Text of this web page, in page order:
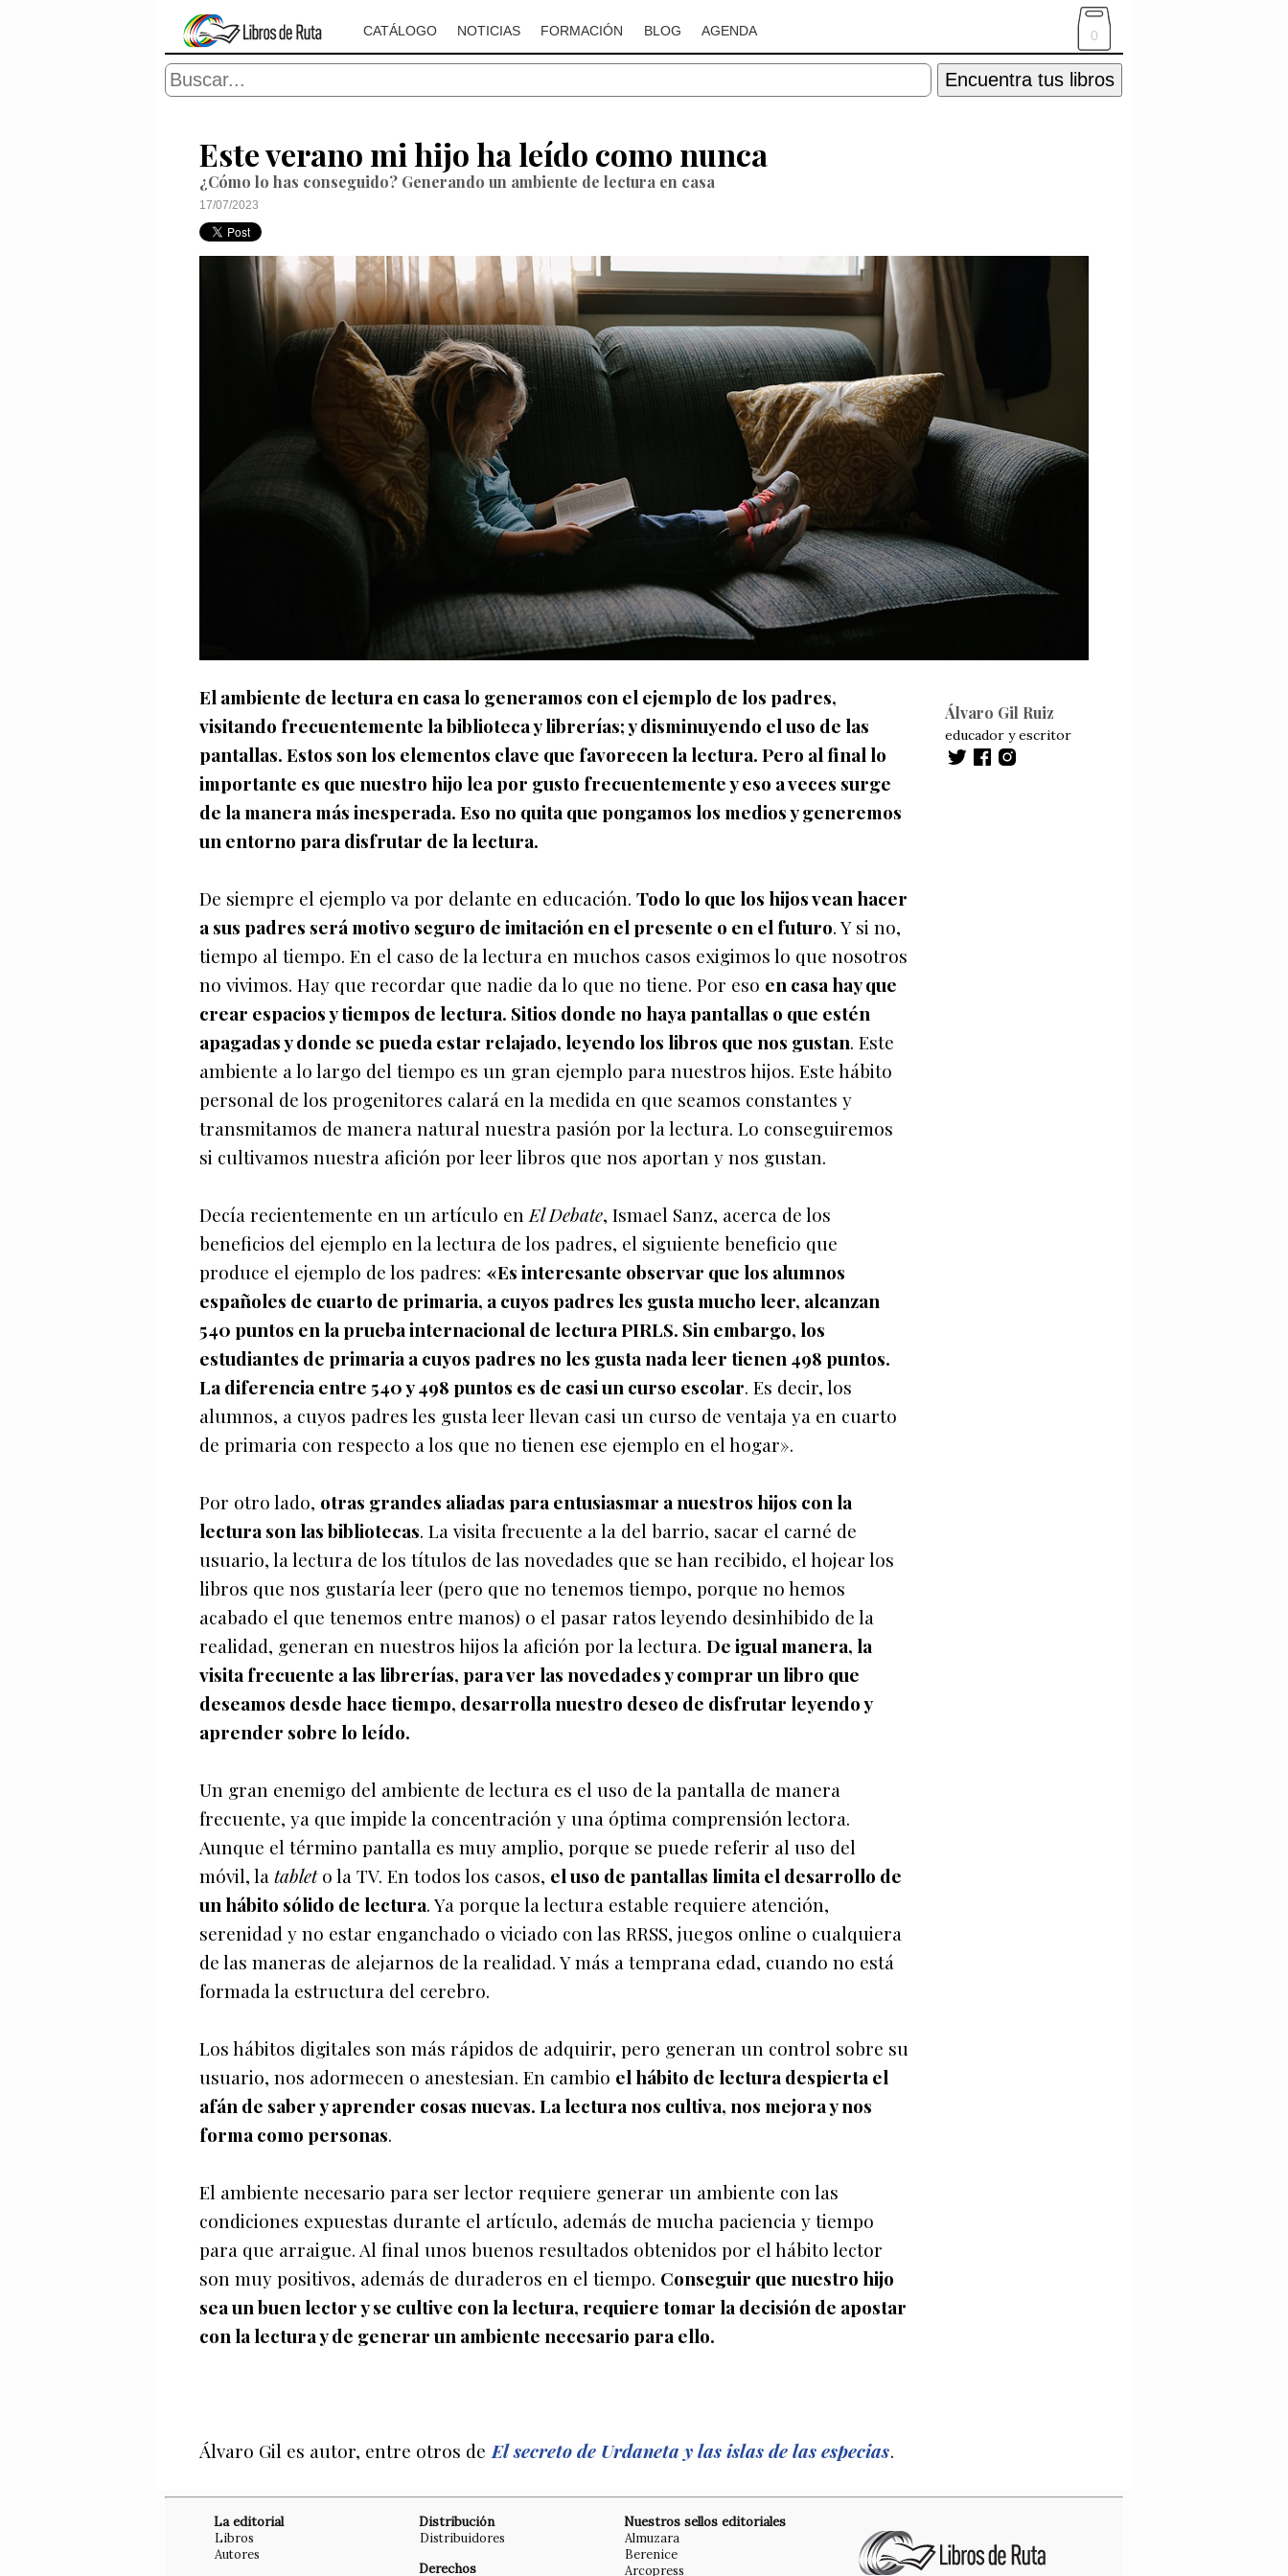
CATÁLOGO NOTICIAS FORMACIÓN BLOG AGENDA 0
Encuentra tus libros
Este verano mi hijo ha leído como nunca
¿Cómo lo has conseguido? Generando un ambiente de lectura en casa
17/07/2023
El ambiente de lectura en casa lo generamos con el ejemplo de los padres,
visitando frecuentemente la biblioteca y librerías; y disminuyendo el uso de las
pantallas. Estos son los elementos clave que favorecen la lectura. Pero al final lo
importante es que nuestro hijo lea por gusto frecuentemente y eso a veces surge
de la manera más inesperada. Eso no quita que pongamos los medios y generemos
un entorno para disfrutar de la lectura.
De siempre el ejemplo va por delante en educación. Todo lo que los hijos vean hacer
a sus padres será motivo seguro de imitación en el presente o en el futuro. Y si no,
tiempo al tiempo. En el caso de la lectura en muchos casos exigimos lo que nosotros
no vivimos. Hay que recordar que nadie da lo que no tiene. Por eso en casa hay que
crear espacios y tiempos de lectura. Sitios donde no haya pantallas o que estén
apagadas y donde se pueda estar relajado, leyendo los libros que nos gustan. Este
ambiente a lo largo del tiempo es un gran ejemplo para nuestros hijos. Este hábito
personal de los progenitores calará en la medida en que seamos constantes y
transmitamos de manera natural nuestra pasión por la lectura. Lo conseguiremos
si cultivamos nuestra afición por leer libros que nos aportan y nos gustan.
Decía recientemente en un artículo en El Debate, Ismael Sanz, acerca de los
beneficios del ejemplo en la lectura de los padres, el siguiente beneficio que
produce el ejemplo de los padres: «Es interesante observar que los alumnos
españoles de cuarto de primaria, a cuyos padres les gusta mucho leer, alcanzan
540 puntos en la prueba internacional de lectura PIRLS. Sin embargo, los
estudiantes de primaria a cuyos padres no les gusta nada leer tienen 498 puntos.
La diferencia entre 540 y 498 puntos es de casi un curso escolar. Es decir, los
alumnos, a cuyos padres les gusta leer llevan casi un curso de ventaja ya en cuarto
de primaria con respecto a los que no tienen ese ejemplo en el hogar».
Por otro lado, otras grandes aliadas para entusiasmar a nuestros hijos con la
lectura son las bibliotecas. La visita frecuente a la del barrio, sacar el carné de
usuario, la lectura de los títulos de las novedades que se han recibido, el hojear los
libros que nos gustaría leer (pero que no tenemos tiempo, porque no hemos
acabado el que tenemos entre manos) o el pasar ratos leyendo desinhibido de la
realidad, generan en nuestros hijos la afición por la lectura. De igual manera, la
visita frecuente a las librerías, para ver las novedades y comprar un libro que
deseamos desde hace tiempo, desarrolla nuestro deseo de disfrutar leyendo y
aprender sobre lo leído.
Un gran enemigo del ambiente de lectura es el uso de la pantalla de manera
frecuente, ya que impide la concentración y una óptima comprensión lectora.
Aunque el término pantalla es muy amplio, porque se puede referir al uso del
móvil, la tableto la TV. En todos los casos, el uso de pantallas limita el desarrollo de
un hábito sólido de lectura. Ya porque la lectura estable requiere atención,
serenidad y no estar enganchado o viciado con las RRSS, juegos online o cualquiera
de las maneras de alejarnos de la realidad. Y más a temprana edad, cuando no está
formada la estructura del cerebro.
Los hábitos digitales son más rápidos de adquirir, pero generan un control sobre su
usuario, nos adormecen o anestesian. En cambio el hábito de lectura despierta el
afán de saber y aprender cosas nuevas. La lectura nos cultiva, nos mejora y nos
forma como personas.
El ambiente necesario para ser lector requiere generar un ambiente con las
condiciones expuestas durante el artículo, además de mucha paciencia y tiempo
para que arraigue. Al final unos buenos resultados obtenidos por el hábito lector
son muy positivos, además de duraderos en el tiempo. Conseguir que nuestro hijo
sea un buen lector y se cultive con la lectura, requiere tomar la decisión de apostar
con la lectura y de generar un ambiente necesario para ello.
Álvaro Gil es autor, entre otros de El secreto de Urdaneta y las islas de las especias.
Álvaro Gil Ruiz
educador y escritor
La editorial
Libros
Autores
Distribución
Distribuidores
Derechos
Nuestros sellos editoriales
Almuzara
Berenice
Arcopress